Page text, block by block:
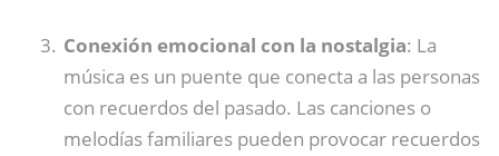
Conexión emocional con la nostalgia: La
música es un puente que conecta a las personas
con recuerdos del pasado. Las canciones o
melodías familiares pueden provocar recuerdos